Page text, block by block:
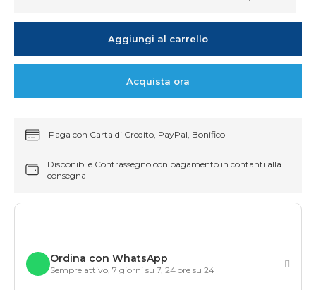
Aggiungi al carrello
Acquista ora
Paga con Carta di Credito, PayPal, Bonifico
Disponibile Contrassegno con pagamento in contanti alla
consegna
Ordina con WhatsApp
Sempre attivo, 7 giorni su 7, 24 ore su 24